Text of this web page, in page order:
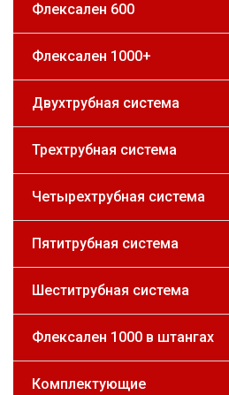
Флексален 600
Флексален 1000+
Двухтрубная система
Трехтрубная система
Четырехтрубная система
Пятитрубная система
Шеститрубная система
Флексален 1000 в штангах
Комплектующие